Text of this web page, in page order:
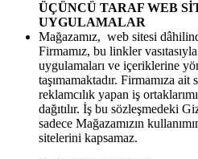
ÜÇÜNCÜ TARAF WEB
UYGULAMALAR
Mağazamız, web sitesi
Firmamız, bu linkler
uygulamaları ve içeriklerine
taşımamaktadır. Firmamıza
reklamcılık yapan iş
dağıtılır. İş bu sözleşmedeki
sadece Mağazamızın
sitelerini kapsamaz.